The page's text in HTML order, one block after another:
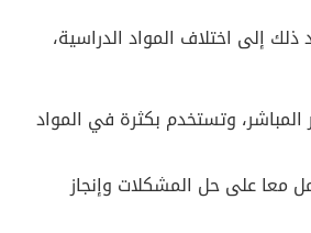
إلى اختلاف المواد الدراسية،
وتستخدم بكثرة في المواد
معا على حل المشكلات وإنجاز